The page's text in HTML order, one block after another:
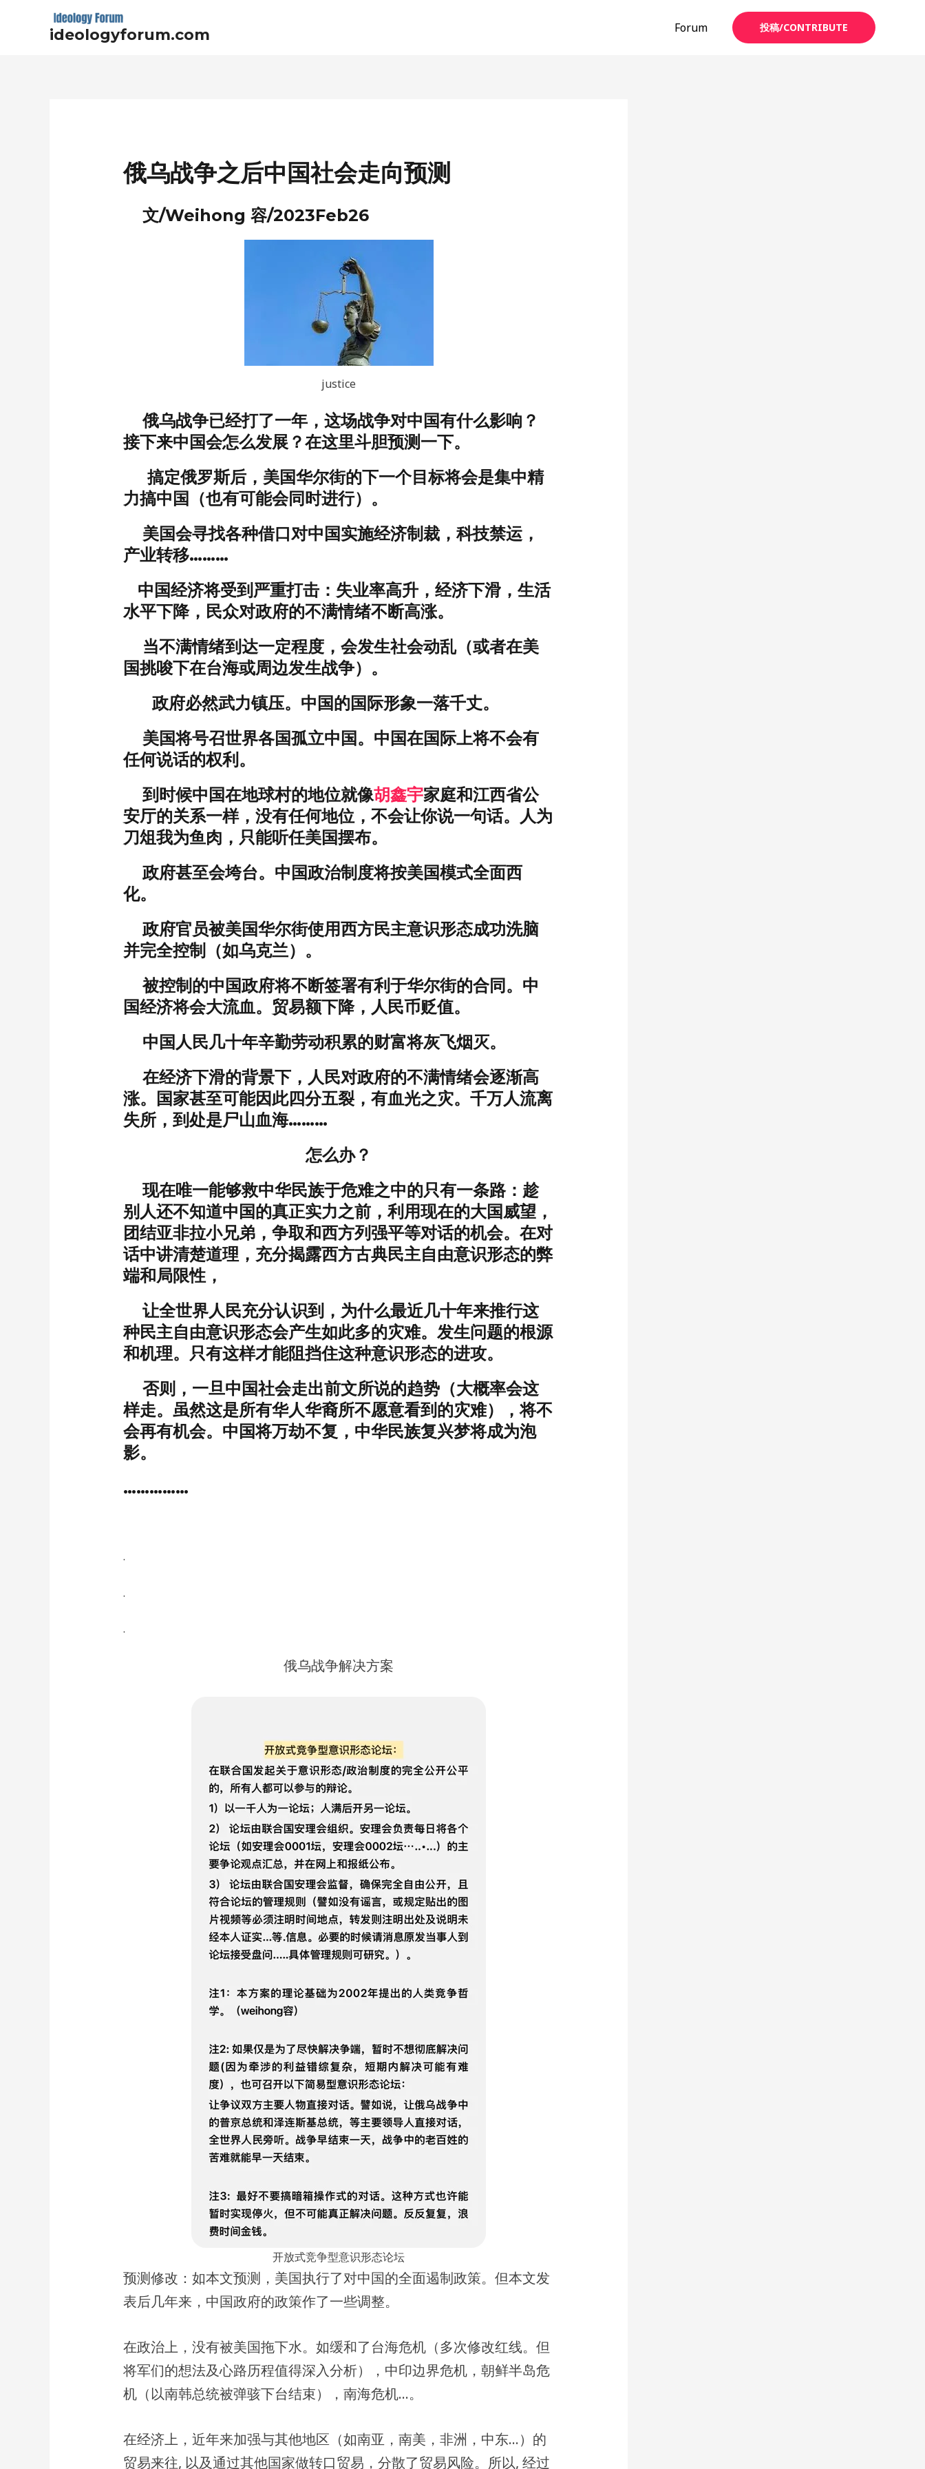
ideologyforum.com Forum 投稿/CONTRIBUTE
俄乌战争之后中国社会走向预测
文/Weihong 容/2023Feb26
justice
俄乌战争已经打了一年，这场战争对中国有什么影响？
接下来中国会怎么发展？在这里斗胆预测一下。
搞定俄罗斯后，美国华尔街的下一个目标将会是集中精
力搞中国（也有可能会同时进行）。
美国会寻找各种借口对中国实施经济制裁，科技禁运，
产业转移………
中国经济将受到严重打击：失业率高升，经济下滑，生活
水平下降，民众对政府的不满情绪不断高涨。
当不满情绪到达一定程度，会发生社会动乱（或者在美
国挑唆下在台海或周边发生战争）。
政府必然武力镇压。中国的国际形象一落千丈。
美国将号召世界各国孤立中国。中国在国际上将不会有
任何说话的权利。
到时候中国在地球村的地位就像胡鑫宇家庭和江西省公
安厅的关系一样，没有任何地位，不会让你说一句话。人为
刀俎我为鱼肉，只能听任美国摆布。
政府甚至会垮台。中国政治制度将按美国模式全面西
化。
政府官员被美国华尔街使用西方民主意识形态成功洗脑
并完全控制（如乌克兰）。
被控制的中国政府将不断签署有利于华尔街的合同。中
国经济将会大流血。贸易额下降，人民币贬值。
中国人民几十年辛勤劳动积累的财富将灰飞烟灭。
在经济下滑的背景下，人民对政府的不满情绪会逐渐高
涨。国家甚至可能因此四分五裂，有血光之灾。千万人流离
失所，到处是尸山血海………
怎么办？
现在唯一能够救中华民族于危难之中的只有一条路：趁
别人还不知道中国的真正实力之前，利用现在的大国威望，
团结亚非拉小兄弟，争取和西方列强平等对话的机会。在对
话中讲清楚道理，充分揭露西方古典民主自由意识形态的弊
端和局限性，
让全世界人民充分认识到，为什么最近几十年来推行这
种民主自由意识形态会产生如此多的灾难。发生问题的根源
和机理。只有这样才能阻挡住这种意识形态的进攻。
否则，一旦中国社会走出前文所说的趋势（大概率会这
样走。虽然这是所有华人华裔所不愿意看到的灾难），将不
会再有机会。中国将万劫不复，中华民族复兴梦将成为泡
影。
……………
.
.
.
俄乌战争解决方案
开放式竞争型意识形态论坛
预测修改：如本文预测，美国执行了对中国的全面遏制政策。但本文发
表后几年来，中国政府的政策作了一些调整。
在政治上，没有被美国拖下水。如缓和了台海危机（多次修改红线。但
将军们的想法及心路历程值得深入分析），中印边界危机，朝鲜半岛危
机（以南韩总统被弹骇下台结束），南海危机…。
在经济上，近年来加强与其他地区（如南亚，南美，非洲，中东…）的
贸易来往, 以及通过其他国家做转口贸易，分散了贸易风险。所以, 经过